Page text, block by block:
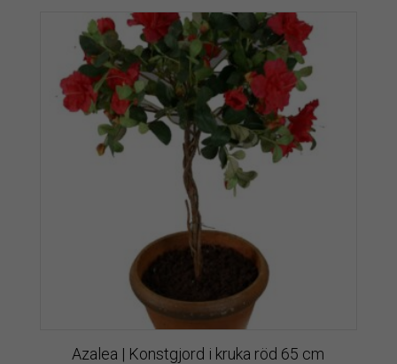
Azalea | Konstgjord i kruka röd 65 cm